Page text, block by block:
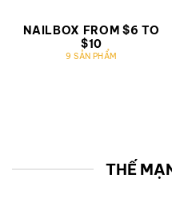
NAILBOX FROM $6 TO
$10
9 SẢN PHẨM
THẾ